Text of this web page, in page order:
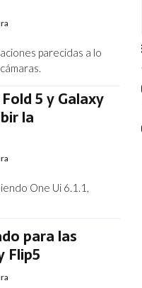
parecidas a lo
5 y Galaxy
la
One Ui 6.1.1,
para las
Flip5